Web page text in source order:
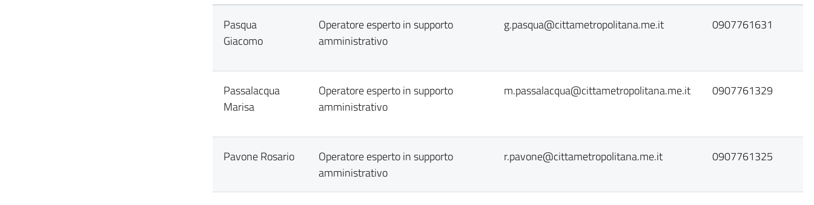
Pasqua
Giacomo
Operatore esperto in supporto
amministrativo
g.pasqua@cittametropolitana.me.it 0907761631
Passalacqua
Marisa
Operatore esperto in supporto
amministrativo
m.passalacqua@cittametropolitana.me.it 0907761329
Pavone Rosario
Operatore esperto in supporto
amministrativo
r.pavone@cittametropolitana.me.it 0907761325